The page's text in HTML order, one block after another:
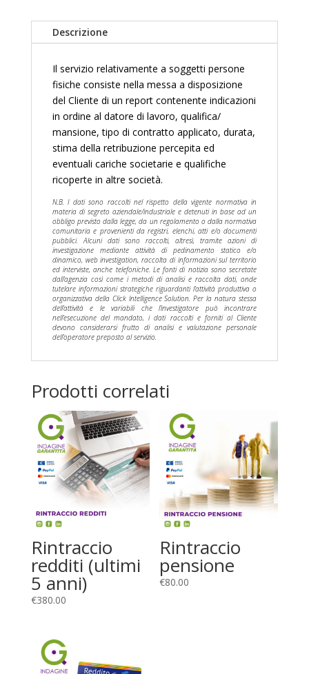
Descrizione
Il servizio relativamente a soggetti persone
fisiche consiste nella messa a disposizione
del Cliente di un report contenente indicazioni
in ordine al datore di lavoro, qualifica/
mansione, tipo di contratto applicato, durata,
stima della retribuzione percepita ed
eventuali cariche societarie e qualifiche
ricoperte in altre società.
N.B. I dati sono raccolti nel rispetto della vigente normativa in
materia di segreto aziendale/industriale e detenuti in base ad un
obbligo previsto dalla legge, da un regolamento o dalla normativa
comunitaria e provenienti da registri, elenchi, atti e/o documenti
pubblici. Alcuni dati sono raccolti, altresì, tramite azioni di
investigazione mediante attività di pedinamento statico e/o
dinamico, web investigation, raccolta di informazioni sul territorio
ed interviste, anche telefoniche. Le fonti di notizia sono secretate
dall’agenzia così come i metodi di analisi e raccolta dati, onde
tutelare informazioni strategiche riguardanti l’attività produttiva o
organizzativa della Click Intelligence Solution. Per la natura stessa
dell’attività e le variabili che l’investigatore può incontrare
nell’esecuzione del mandato, i dati raccolti e forniti al Cliente
devono considerarsi frutto di analisi e valutazione personale
dell’operatore preposto al servizio.
Prodotti correlati
Rintraccio
redditi (ultimi
5 anni)
€380.00
Rintraccio
pensione
€80.00